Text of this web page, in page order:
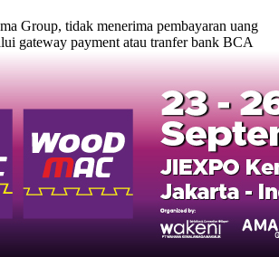
Group, tidak menerima pembayaran uang
gateway payment atau tranfer bank BCA